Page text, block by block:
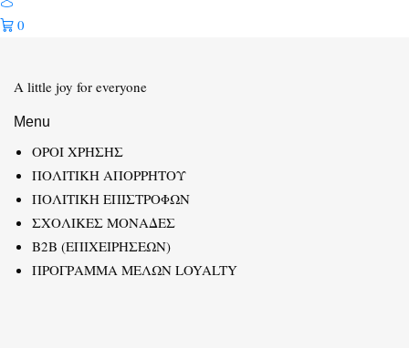
0
A little joy for everyone
Menu
ΟΡΟΙ ΧΡΗΣΗΣ
ΠΟΛΙΤΙΚΗ ΑΠΟΡΡΗΤΟΥ
ΠΟΛΙΤΙΚΗ ΕΠΙΣΤΡΟΦΩΝ
ΣΧΟΛΙΚΕΣ ΜΟΝΑΔΕΣ
B2B (ΕΠΙΧΕΙΡΗΣΕΩΝ)
ΠΡΟΓΡΑΜΜΑ ΜΕΛΩΝ LOYALTY